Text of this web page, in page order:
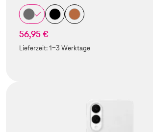
56,95 €
Lieferzeit:1-3 Werktage